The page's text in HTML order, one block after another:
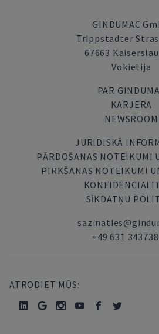
GINDUMAC
Trippstadter
67663
Vokietija
PAR
KARJERA
NEWSROOM
JURIDISKĀ
PĀRDOŠANAS NOTEIKUMI
PIRKŠANAS NOTEIKUMI
SĪKDATŅU
+49 631
ATRODIET MŪS: